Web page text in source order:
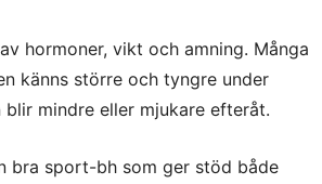
hormoner, vikt och amning. Många
känns större och tyngre under
blir mindre eller mjukare efteråt.
bra sport-bh som ger stöd både